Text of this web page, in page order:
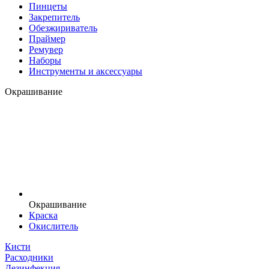
Пинцеты
Закрепитель
Обезжириватель
Праймер
Ремувер
Наборы
Инструменты и аксессуары
Окрашивание
Окрашивание
Краска
Окислитель
Кисти
Расходники